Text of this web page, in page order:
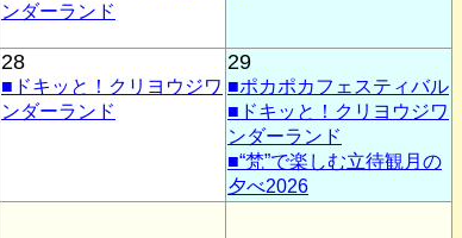
ンダーランド
28
■ドキッと！クリヨウジワ
ンダーランド
29
■ポカポカフェスティバル
■ドキッと！クリヨウジワ
ンダーランド
■“梵”で楽しむ立待観月の
夕べ2026